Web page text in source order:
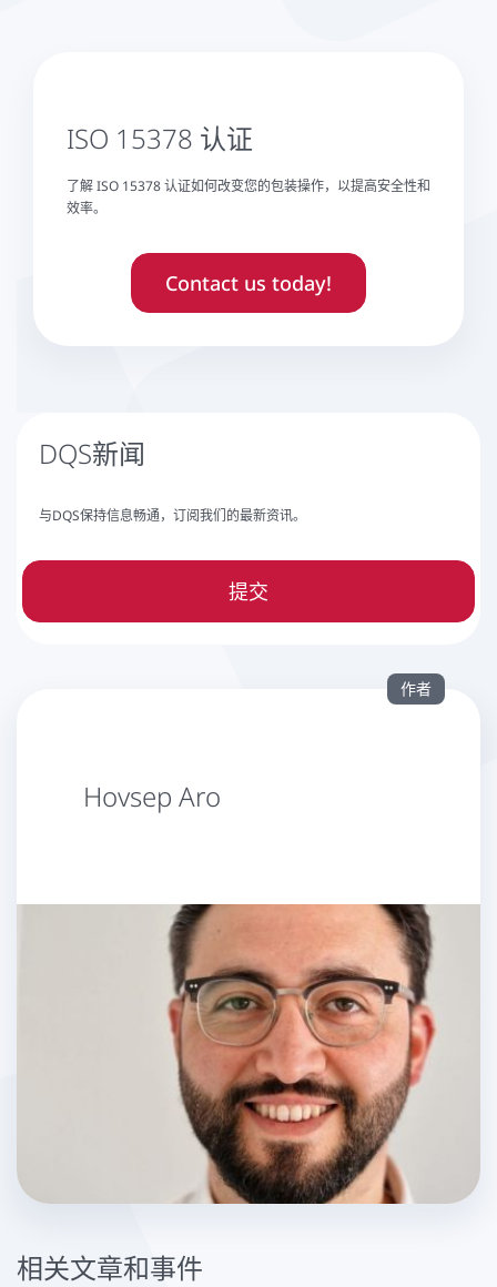
ISO 15378 认证
了解 ISO 15378 认证如何改变您的包装操作，以提高安全性和
效率。
Contact us today!
DQS新闻
与DQS保持信息畅通，订阅我们的最新资讯。
提交
作者
Hovsep Aro
相关文章和事件